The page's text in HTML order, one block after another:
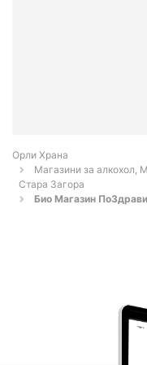
Орли Храна
Магазини за алкохол,
Стара Загора
Био Магазин ПоЗдрави